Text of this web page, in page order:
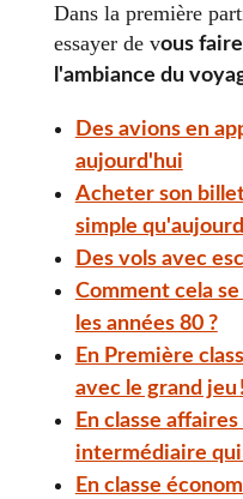
Dans la première
essayer de vous
l'ambiance du
Des avions en
aujourd'hui
Acheter son
simple
Des vols avec
Comment cela
les années 80 ?
En Première
avec le grand jeu !
En classe
intermédiaire
En classe